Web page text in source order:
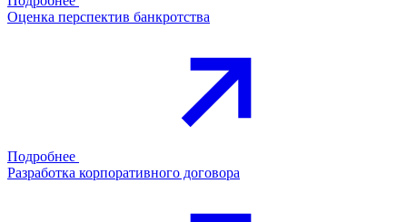
Оценка перспектив банкротства
Подробнее
Разработка корпоративного договора